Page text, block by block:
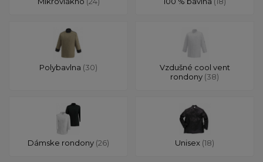
Polybavlna (30)
Vzdušné cool vent
rondony (38)
Dámske rondony (26) Unisex (18)